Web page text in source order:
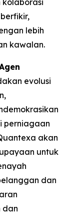
kolaborasi
lebih
kawalan.
evolusi
perniagaan
akan
untuk
dan
dan